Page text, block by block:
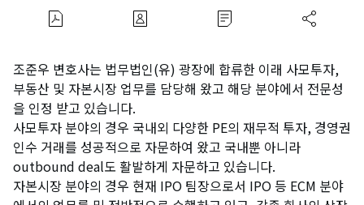
조준우 변호사는 법무법인(유) 광장에 합류한 이래 사모투자,
부동산 및 자본시장 업무를 담당해 왔고 해당 분야에서 전문성
을 인정 받고 있습니다.
사모투자 분야의 경우 국내외 다양한 PE의 재무적 투자, 경영권
인수 거래를 성공적으로 자문하여 왔고 국내뿐 아니라
outbound deal도 활발하게 자문하고 있습니다.
자본시장 분야의 경우 현재 IPO 팀장으로서 IPO 등 ECM 분야